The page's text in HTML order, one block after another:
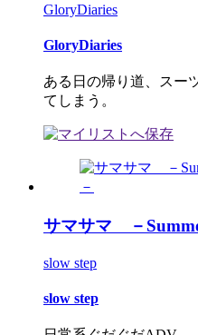
GloryDiaries
GloryDiaries
ある日の帰り道、スー
てしまう。
サマサマ －
slow step
slow step